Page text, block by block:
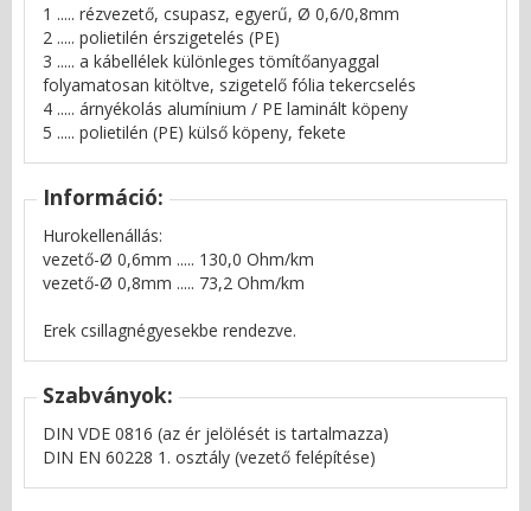
1 ..... rézvezető, csupasz, egyerű, Ø 0,6/0,8mm
2 ..... polietilén érszigetelés (PE)
3 ..... a kábellélek különleges tömítőanyaggal
folyamatosan kitöltve, szigetelő fólia tekercselés
4 ..... árnyékolás alumínium / PE laminált köpeny
5 ..... polietilén (PE) külső köpeny, fekete
Információ:
Hurokellenállás:
vezető-Ø 0,6mm ..... 130,0 Ohm/km
vezető-Ø 0,8mm ..... 73,2 Ohm/km
Erek csillagnégyesekbe rendezve.
Szabványok:
DIN VDE 0816 (az ér jelölését is tartalmazza)
DIN EN 60228 1. osztály (vezető felépítése)